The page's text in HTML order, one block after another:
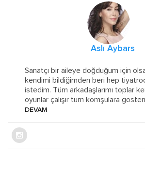
Aslı Aybars
Sanatçı bir aileye doğduğum için
kendimi bildiğimden beri hep
istedim. Tüm arkadaşlarımı toplar
oyunlar çalışır tüm komşulara
DEVAM